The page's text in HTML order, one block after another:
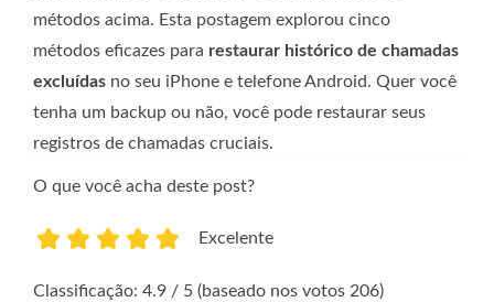
métodos acima. Esta postagem explorou cinco
métodos eficazes para restaurar histórico de chamadas
excluídas no seu iPhone e telefone Android. Quer você
tenha um backup ou não, você pode restaurar seus
registros de chamadas cruciais.
O que você acha deste post?
Excelente
Classificação: 4.9 / 5 (baseado nos votos 206)